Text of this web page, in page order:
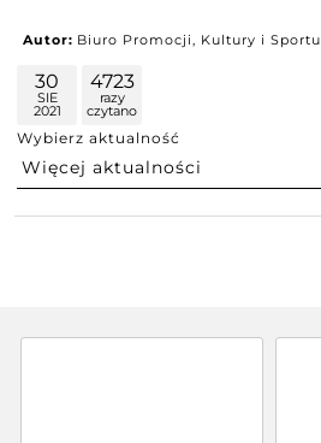
Autor: Biuro Promocji, Kultury i Sportu
30
SIE
2021
4723
razy
czytano
Wybierz aktualność